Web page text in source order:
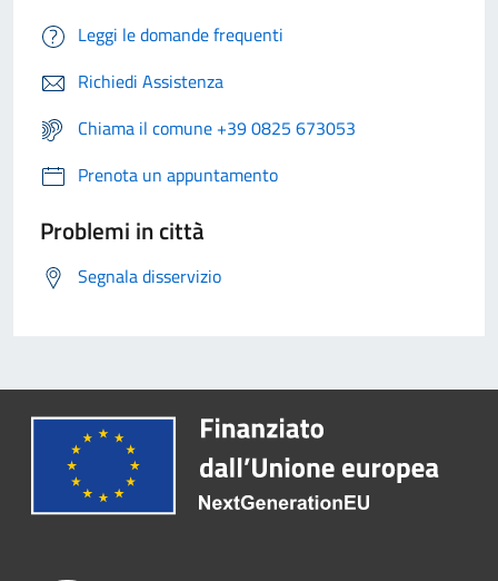
Leggi le domande frequenti
Richiedi Assistenza
Chiama il comune +39 0825 673053
Prenota un appuntamento
Problemi in città
Segnala disservizio